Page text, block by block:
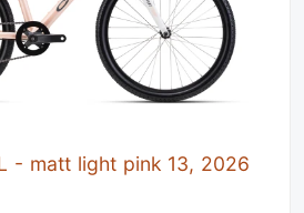
- matt light pink 13, 2026